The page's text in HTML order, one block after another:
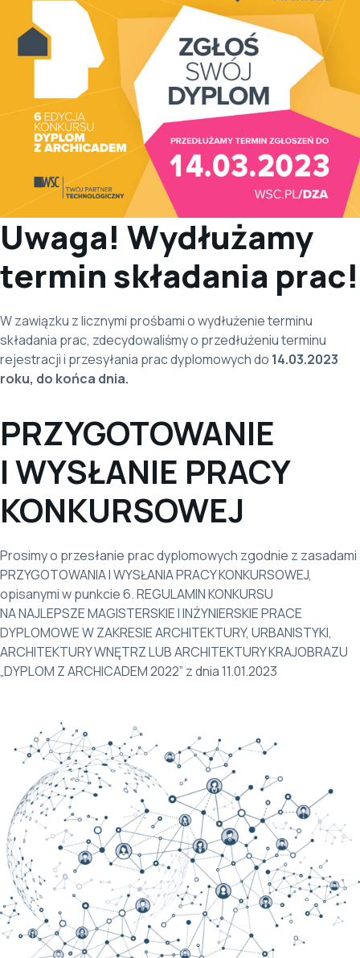
Uwaga! Wydłużamy
termin składania prac!
W zawiązku z licznymi prośbami o wydłużenie terminu
składania prac, zdecydowaliśmy o przedłużeniu terminu
rejestracji i przesyłania prac dyplomowych do 14.03.2023
roku, do końca dnia.
PRZYGOTOWANIE
I WYSŁANIE PRACY
KONKURSOWEJ
Prosimy o przesłanie prac dyplomowych zgodnie z zasadami
PRZYGOTOWANIA I WYSŁANIA PRACY KONKURSOWEJ,
opisanymi w punkcie 6. REGULAMIN KONKURSU
NA NAJLEPSZE MAGISTERSKIE I INŻYNIERSKIE PRACE
DYPLOMOWE W ZAKRESIE ARCHITEKTURY, URBANISTYKI,
ARCHITEKTURY WNĘTRZ LUB ARCHITEKTURY KRAJOBRAZU
„DYPLOM Z ARCHICADEM 2022” z dnia 11.01.2023